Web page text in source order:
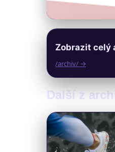
Zobrazit celý
/archiv/ →
Další z